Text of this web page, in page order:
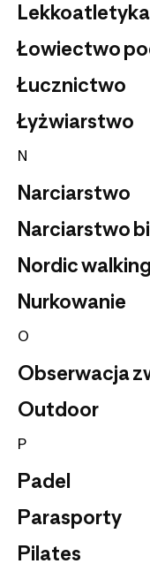
Lekkoatletyka
Łowiectwo
Łucznictwo
Łyżwiarstwo
N
Narciarstwo
Narciarstwo
Nordic walking
Nurkowanie
O
Obserwacja
Outdoor
P
Padel
Parasporty
Pilates